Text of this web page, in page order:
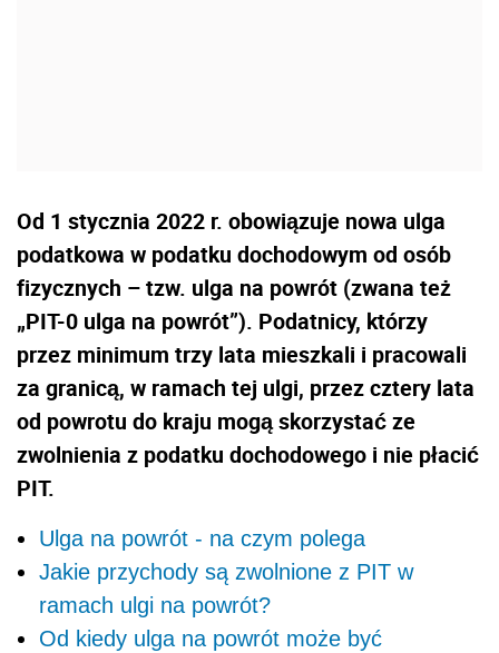
Od 1 stycznia 2022 r. obowiązuje nowa ulga
podatkowa w podatku dochodowym od osób
fizycznych – tzw. ulga na powrót (zwana też
„PIT-0 ulga na powrót”). Podatnicy, którzy
przez minimum trzy lata mieszkali i pracowali
za granicą, w ramach tej ulgi, przez cztery lata
od powrotu do kraju mogą skorzystać ze
zwolnienia z podatku dochodowego i nie płacić
PIT.
Ulga na powrót - na czym polega
Jakie przychody są zwolnione z PIT w
ramach ulgi na powrót?
Od kiedy ulga na powrót może być